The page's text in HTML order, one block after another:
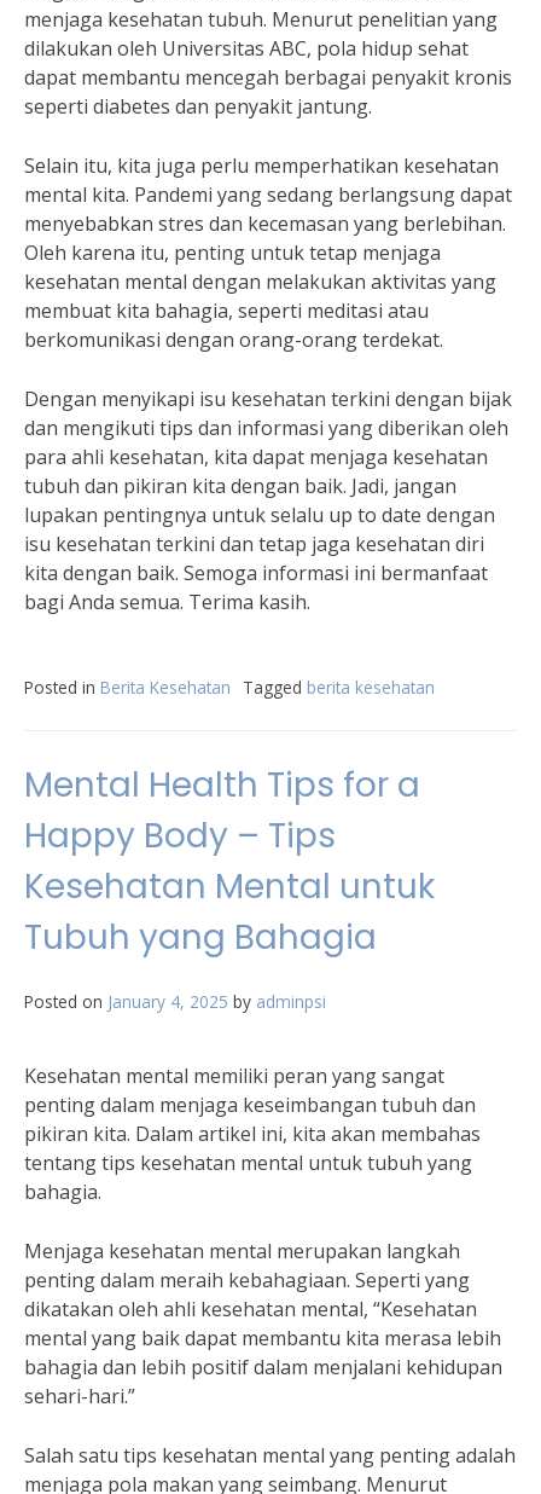
menjaga kesehatan tubuh. Menurut penelitian yang
dilakukan oleh Universitas ABC, pola hidup sehat
dapat membantu mencegah berbagai penyakit kronis
seperti diabetes dan penyakit jantung.
Selain itu, kita juga perlu memperhatikan kesehatan
mental kita. Pandemi yang sedang berlangsung dapat
menyebabkan stres dan kecemasan yang berlebihan.
Oleh karena itu, penting untuk tetap menjaga
kesehatan mental dengan melakukan aktivitas yang
membuat kita bahagia, seperti meditasi atau
berkomunikasi dengan orang-orang terdekat.
Dengan menyikapi isu kesehatan terkini dengan bijak
dan mengikuti tips dan informasi yang diberikan oleh
para ahli kesehatan, kita dapat menjaga kesehatan
tubuh dan pikiran kita dengan baik. Jadi, jangan
lupakan pentingnya untuk selalu up to date dengan
isu kesehatan terkini dan tetap jaga kesehatan diri
kita dengan baik. Semoga informasi ini bermanfaat
bagi Anda semua. Terima kasih.
Posted in Berita Kesehatan Tagged berita kesehatan
Mental Health Tips for a
Happy Body – Tips
Kesehatan Mental untuk
Tubuh yang Bahagia
Posted on January 4, 2025 by adminpsi
Kesehatan mental memiliki peran yang sangat
penting dalam menjaga keseimbangan tubuh dan
pikiran kita. Dalam artikel ini, kita akan membahas
tentang tips kesehatan mental untuk tubuh yang
bahagia.
Menjaga kesehatan mental merupakan langkah
penting dalam meraih kebahagiaan. Seperti yang
dikatakan oleh ahli kesehatan mental, “Kesehatan
mental yang baik dapat membantu kita merasa lebih
bahagia dan lebih positif dalam menjalani kehidupan
sehari-hari.”
Salah satu tips kesehatan mental yang penting adalah
menjaga pola makan yang seimbang. Menurut